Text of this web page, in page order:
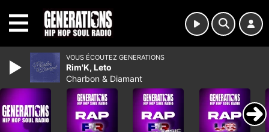
VOUS ÉCOUTEZ GENERATIONS
Rim'K, Leto
Charbon & Diamant